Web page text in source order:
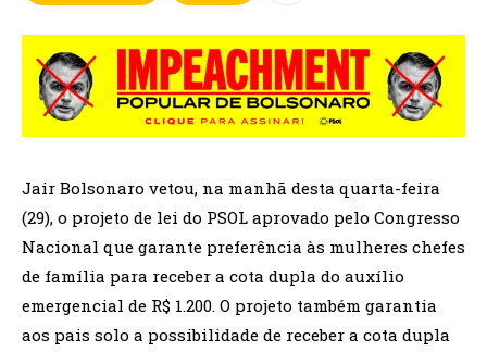
Jair Bolsonaro vetou, na manhã desta quarta-feira
(29), o projeto de lei do PSOL aprovado pelo Congresso
Nacional que garante preferência às mulheres chefes
de família para receber a cota dupla do auxílio
emergencial de R$ 1.200. O projeto também garantia
aos pais solo a possibilidade de receber a cota dupla